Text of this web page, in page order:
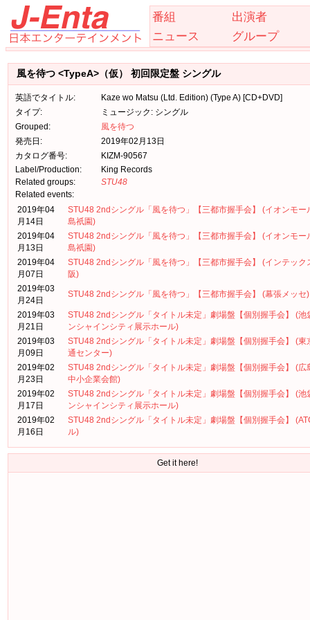
番組
出演者
ニュース
グループ
風を待つ <TypeA>（仮） 初回限定盤 シングル
英語でタイトル:
Kaze wo Matsu (Ltd. Edition) (Type A) [CD+DVD]
タイプ:
ミュージック: シングル
Grouped:
風を待つ
発売日:
2019年02月13日
カタログ番号:
KIZM-90567
Label/Production:
King Records
Related groups:
STU48
Related events:
2019年04
月14日
STU48 2ndシングル「風を待つ」【三都市握手会】 (イオンモー
島祇園)
2019年04
月13日
STU48 2ndシングル「風を待つ」【三都市握手会】 (イオンモー
島祇園)
2019年04
月07日
STU48 2ndシングル「風を待つ」【三都市握手会】 (インテック
阪)
2019年03
月24日
STU48 2ndシングル「風を待つ」【三都市握手会】 (幕張メッセ)
2019年03
月21日
STU48 2ndシングル「タイトル未定」劇場盤【個別握手会】 (池
ンシャインシティ展示ホール)
2019年03
月09日
STU48 2ndシングル「タイトル未定」劇場盤【個別握手会】 (東
通センター)
2019年02
月23日
STU48 2ndシングル「タイトル未定」劇場盤【個別握手会】 (広
中小企業会館)
2019年02
月17日
STU48 2ndシングル「タイトル未定」劇場盤【個別握手会】 (池
ンシャインシティ展示ホール)
2019年02
月16日
STU48 2ndシングル「タイトル未定」劇場盤【個別握手会】
ル)
Get it here!